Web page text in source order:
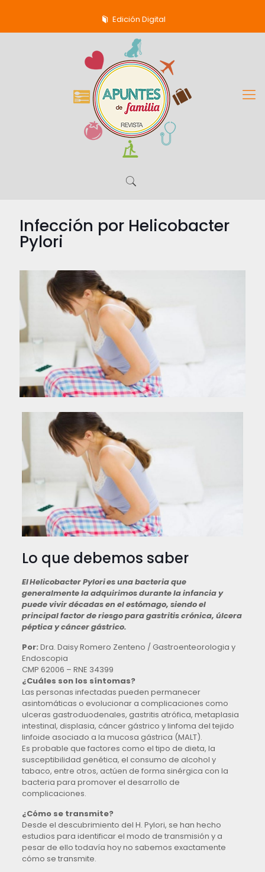
Edición Digital
Infección por Helicobacter
Pylori
Lo que debemos saber
El Helicobacter Pylori es una bacteria que
generalmente la adquirimos durante la infancia y
puede vivir décadas en el estómago, siendo el
principal factor de riesgo para gastritis crónica, úlcera
péptica y cáncer gástrico.
Por: Dra. Daisy Romero Zenteno / Gastroenteorologia y
Endoscopia
CMP 62006 – RNE 34399
¿Cuáles son los síntomas?
Las personas infectadas pueden permanecer
asintomáticas o evolucionar a complicaciones como
ulceras gastroduodenales, gastritis atrófica, metaplasia
intestinal, displasia, cáncer gástrico y linfoma del tejido
linfoide asociado a la mucosa gástrica (MALT).
Es probable que factores como el tipo de dieta, la
susceptibilidad genética, el consumo de alcohol y
tabaco, entre otros, actúen de forma sinérgica con la
bacteria para promover el desarrollo de
complicaciones.
¿Cómo se transmite?
Desde el descubrimiento del H. Pylori, se han hecho
estudios para identificar el modo de transmisión y a
pesar de ello todavía hoy no sabemos exactamente
cómo se transmite.